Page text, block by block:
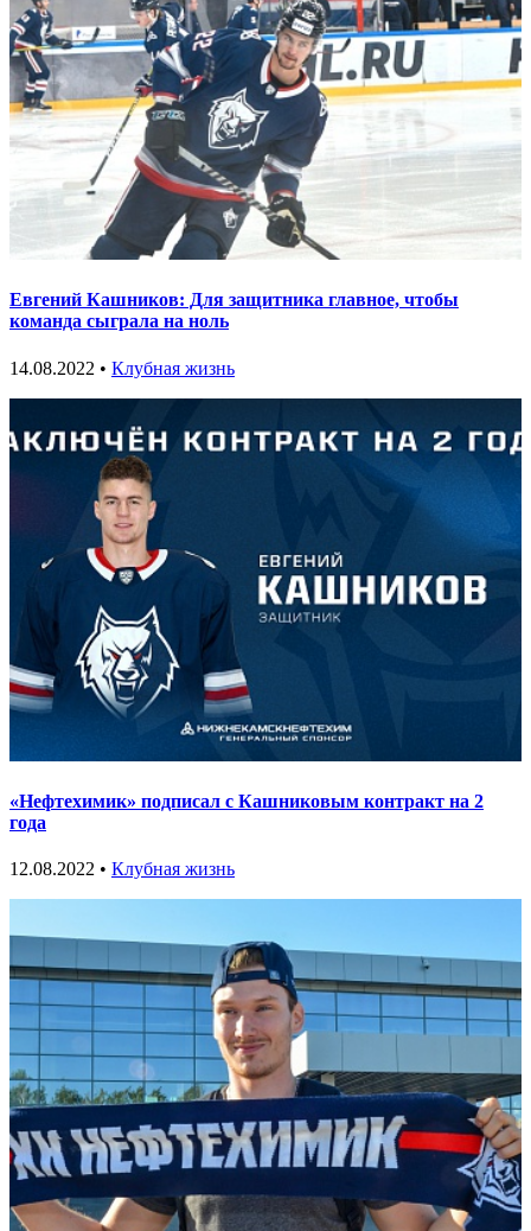
Евгений Кашников: Для защитника главное, чтобы
команда сыграла на ноль
14.08.2022 • Клубная жизнь
«Нефтехимик» подписал с Кашниковым контракт на 2
года
12.08.2022 • Клубная жизнь